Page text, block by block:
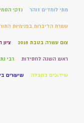
מתי לומדים זוהר נזקי
עשרת הדיברות בפנימיות
צום עשרה בטבת 2018
ראש השנה לחסידות רבי
שידוכים בקבלה שיעורים